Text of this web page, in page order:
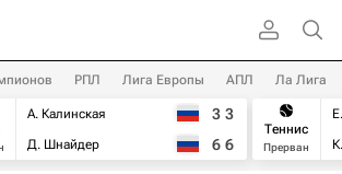
РПЛ Лига Европы АПЛ Ла Лига
А. Калинская
Д. Шнайдер
3 3
6 6
Теннис
Прерван